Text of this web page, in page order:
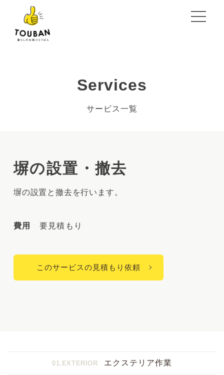
サービス一覧
問い合わせる
Services
サービス一覧
塀の設置・撤去
塀の設置と撤去を行います。
費用 要見積もり
このサービスの見積もり依頼
01.EXTERIOR エクステリア作業